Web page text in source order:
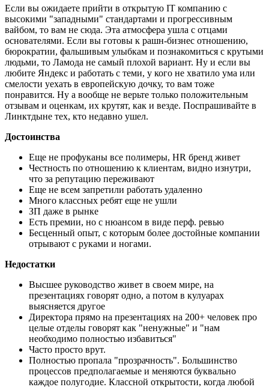
Если вы ожидаете прийти в открытую IT компанию с
высокими "западными" стандартами и прогрессивным
вайбом, то вам не сюда. Эта атмосфера ушла с отцами
основателями. Если вы готовы к рашн-бизнес отношению,
бюрократии, фальшивым улыбкам и познакомиться с крутыми
людьми, то Ламода не самый плохой вариант. Ну и если вы
любите Яндекс и работать с теми, у кого не хватило ума или
смелости уехать в европейскую дочку, то вам тоже
понравится. Ну а вообще не верьте только положительным
отзывам и оценкам, их крутят, как и везде. Поспрашивайте в
Линктдыне тех, кто недавно ушел.
Достоинства
Еще не профуканы все полимеры, HR бренд живет
Честность по отношению к клиентам, видно изнутри,
что за репутацию переживают
Еще не всем запретили работать удаленно
Много классных ребят еще не ушли
ЗП даже в рынке
Есть премии, но с нюансом в виде перф. ревью
Бесценный опыт, с которым более достойные компании
отрывают с руками и ногами.
Недостатки
Высшее руководство живет в своем мире, на
презентациях говорят одно, а потом в кулуарах
выясняется другое
Директора прямо на презентациях на 200+ человек про
целые отделы говорят как "ненужные" и "нам
необходимо полностью избавиться"
Часто просто врут.
Полностью пропала "прозрачность". Большинство
процессов предполагаемые и меняются буквально
каждое полугодие. Классной открытости, когда любой